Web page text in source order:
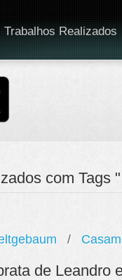
Trabalhos Realizados
com Tags "
/
de Leandro